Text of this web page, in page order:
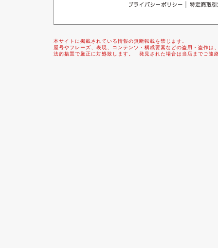
本サイトに掲載されている情報の無断転載を禁じます。
屋号やフレーズ、表現、コンテンツ・構成要素などの盗用・盗作は
法的措置で厳正に対処致します。 発見された場合は当店までご連